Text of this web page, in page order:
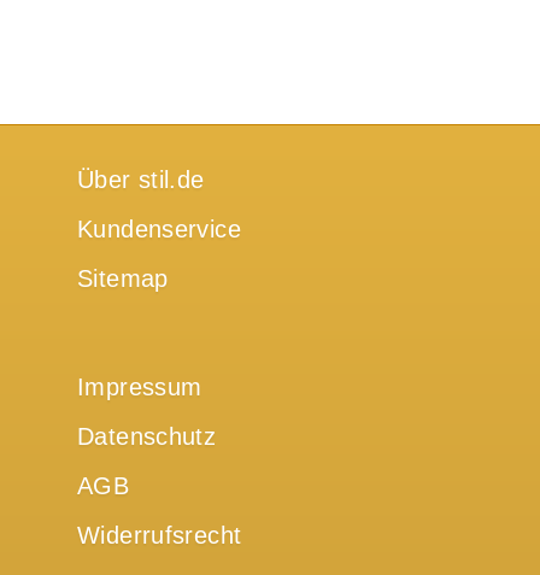
Über stil.de
Kundenservice
Sitemap
Impressum
Datenschutz
AGB
Widerrufsrecht